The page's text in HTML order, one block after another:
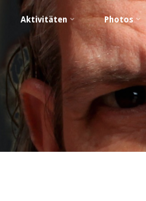
Aktivitäten Photos